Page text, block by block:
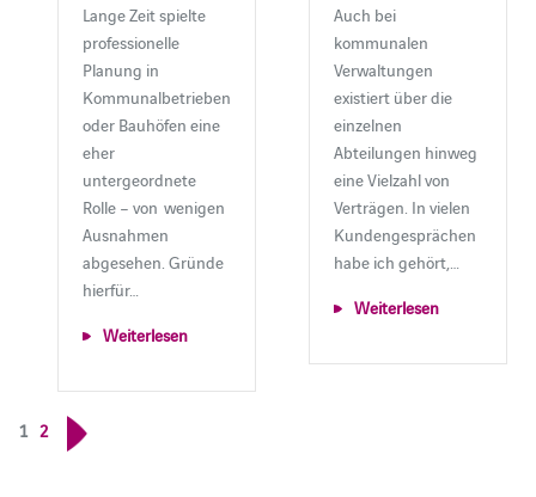
Lange Zeit spielte
professionelle
Planung in
Kommunalbetrieben
oder Bauhöfen eine
eher
untergeordnete
Rolle – von wenigen
Ausnahmen
abgesehen. Gründe
hierfür…
Weiterlesen
Auch bei
kommunalen
Verwaltungen
existiert über die
einzelnen
Abteilungen hinweg
eine Vielzahl von
Verträgen. In vielen
Kundengesprächen
habe ich gehört,…
Weiterlesen
1 2